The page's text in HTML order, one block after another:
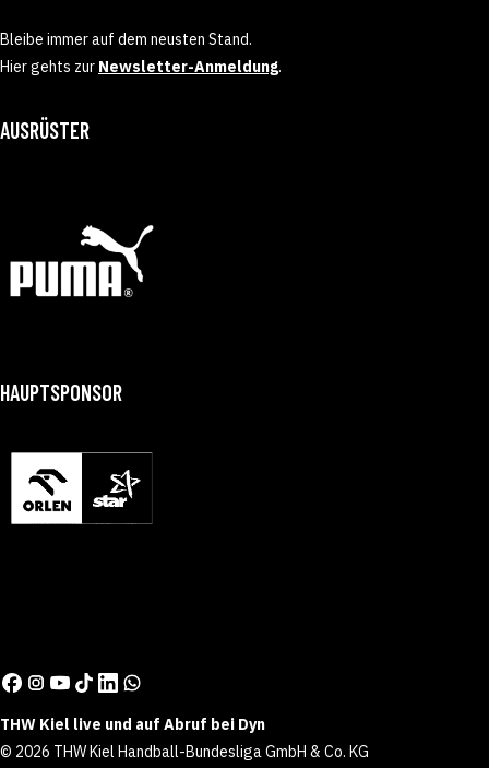
Bleibe immer auf dem neusten Stand.
Hier gehts zur Newsletter-Anmeldung.
AUSRÜSTER
HAUPTSPONSOR
THW Kiel live und auf Abruf bei Dyn
© 2026 THW Kiel Handball-Bundesliga GmbH & Co. KG